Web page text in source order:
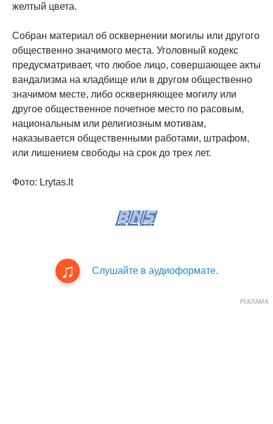
желтый цвета.
Собран материал об осквернении могилы или другого
общественно значимого места. Уголовный кодекс
предусматривает, что любое лицо, совершающее акты
вандализма на кладбище или в другом общественно
значимом месте, либо оскверняющее могилу или
другое общественное почетное место по расовым,
национальным или религиозным мотивам,
наказывается общественными работами, штрафом,
или лишением свободы на срок до трех лет.
Фото: Lrytas.lt
Слушайте в аудиоформате.